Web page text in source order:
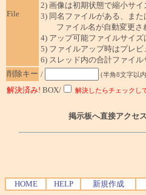
File
2) 画像は初期状態で縮小サ
3) 同名ファイルがある、また
ファイル名が自動変更さ
4) アップ可能ファイルサイズ
5) ファイルアップ時はプレビ
6) スレッド内の合計ファイ
削除キー / (半角8文字以
解決済み! BOX/ 解決したらチェックし
掲示板へ直接アクセ
HOME HELP 新規作成